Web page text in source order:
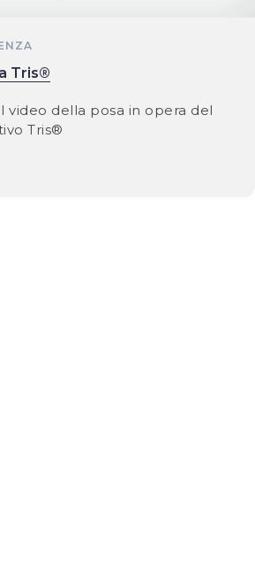
Tris®
video della posa in opera del
Tris®